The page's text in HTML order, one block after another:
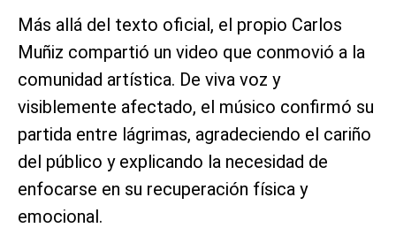
Más allá del texto oficial, el propio Carlos
Muñiz compartió un video que conmovió a la
comunidad artística. De viva voz y
visiblemente afectado, el músico confirmó su
partida entre lágrimas, agradeciendo el cariño
del público y explicando la necesidad de
enfocarse en su recuperación física y
emocional.